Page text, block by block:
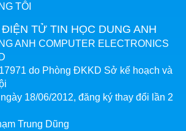
TÔI
TỬ TIN HỌC DUNG ANH
ANH COMPUTER ELECTRONICS
do Phòng ĐKKD Sở kế hoạch và
18/06/2012, đăng ký thay đổi lần 2
Trung Dũng